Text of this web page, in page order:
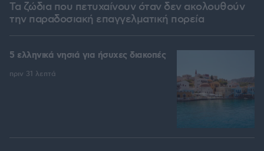
Τα ζώδια που πετυχαίνουν όταν δεν ακολουθούν
την παραδοσιακή επαγγελματική πορεία
5 ελληνικά νησιά για ήσυχες διακοπές
πριν 31 λεπτά